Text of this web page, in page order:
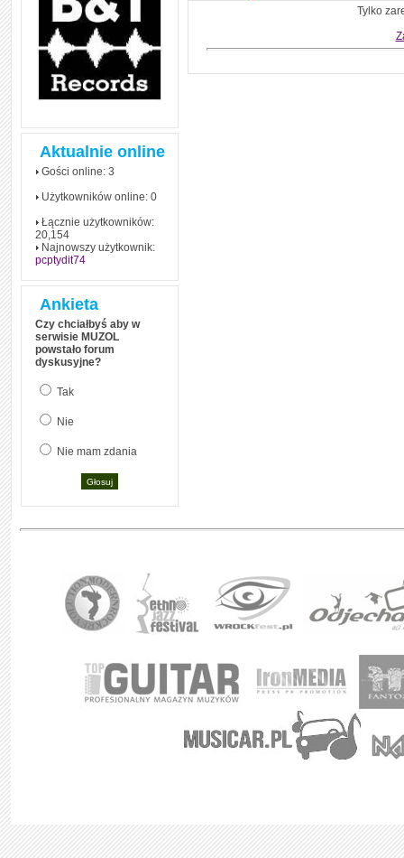
Aktualnie online
Gości online: 3
Użytkowników online: 0
Łącznie użytkowników:
20,154
Najnowszy użytkownik:
pcptydit74
Ankieta
Czy chciałbyś aby w
serwisie MUZOL
powstało forum
dyskusyjne?
Tak
Nie
Nie mam zdania
Tylko